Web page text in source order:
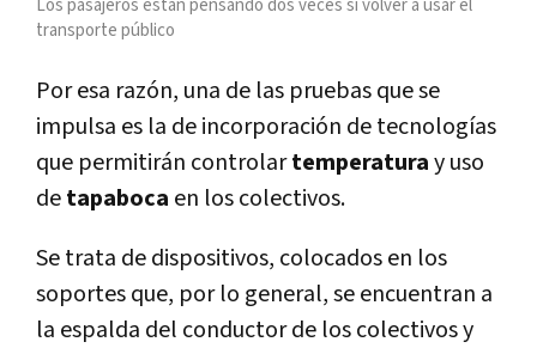
Los pasajeros están pensando dos veces si volver a usar el
transporte público
Por esa razón, una de las pruebas que se
impulsa es la de incorporación de tecnologías
que permitirán controlartemperaturay uso
detapaboca en los colectivos.
Se trata de dispositivos, colocados en los
soportes que, por lo general, se encuentran a
la espalda del conductor de los colectivos y